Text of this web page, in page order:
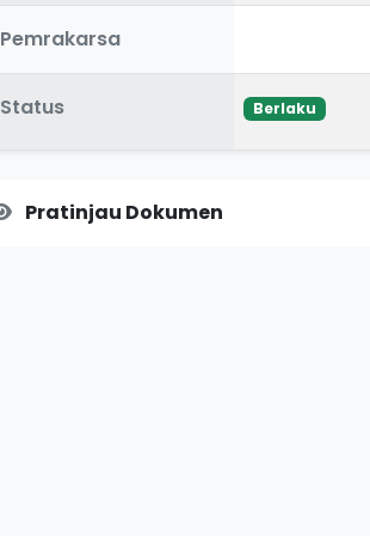
Pemrakarsa
Status Berlaku
Pratinjau Dokumen